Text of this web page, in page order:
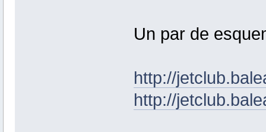
Un par de
http://
http://